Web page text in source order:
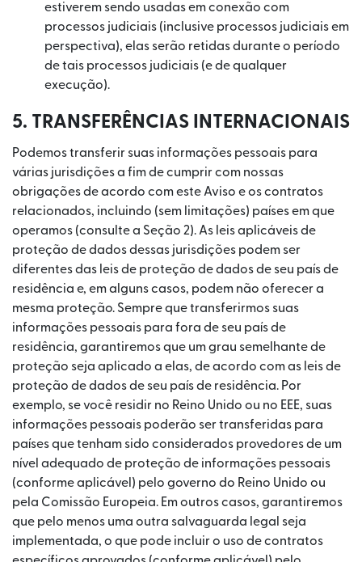
estiverem sendo usadas em conexão com
processos judiciais (inclusive processos judiciais em
perspectiva), elas serão retidas durante o período
de tais processos judiciais (e de qualquer
execução).
5. TRANSFERÊNCIAS INTERNACIONAIS
Podemos transferir suas informações pessoais para
várias jurisdições a fim de cumprir com nossas
obrigações de acordo com este Aviso e os contratos
relacionados, incluindo (sem limitações) países em que
operamos (consulte a Seção 2). As leis aplicáveis de
proteção de dados dessas jurisdições podem ser
diferentes das leis de proteção de dados de seu país de
residência e, em alguns casos, podem não oferecer a
mesma proteção. Sempre que transferirmos suas
informações pessoais para fora de seu país de
residência, garantiremos que um grau semelhante de
proteção seja aplicado a elas, de acordo com as leis de
proteção de dados de seu país de residência. Por
exemplo, se você residir no Reino Unido ou no EEE, suas
informações pessoais poderão ser transferidas para
países que tenham sido considerados provedores de um
nível adequado de proteção de informações pessoais
(conforme aplicável) pelo governo do Reino Unido ou
pela Comissão Europeia. Em outros casos, garantiremos
que pelo menos uma outra salvaguarda legal seja
implementada, o que pode incluir o uso de contratos